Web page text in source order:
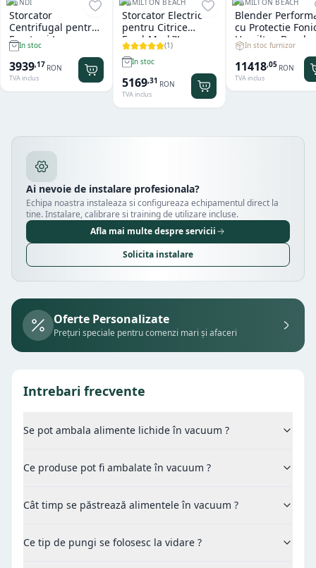
HENDI
Storcator
Centrifugal pentru
Fructe si Legume
Hendi
In stoc
3939,17 RON
TVA inclus
HAMILTON BEACH
Storcator Electric
pentru Citrice
FreshMark™
Hamilton Beach
(1)
In stoc
5169,31 RON
TVA inclus
HAMILTON BEACH
Blender
cu Protectie
Hamilton Beach
Summit® Edge
In stoc furnizor
11418,05 RON
TVA inclus
Ai nevoie de instalare profesionala?
Echipa noastra instaleaza si configureaza echipamentul direct la
tine. Instalare, calibrare si training de utilizare incluse.
Afla mai multe despre servicii
Solicita instalare
Oferte Personalizate
Prețuri speciale pentru comenzi mari și afaceri
Intrebari frecvente
Se pot ambala alimente lichide în vacuum ?
Ce produse pot fi ambalate în vacuum ?
Cât timp se păstrează alimentele în vacuum ?
Ce tip de pungi se folosesc la vidare ?